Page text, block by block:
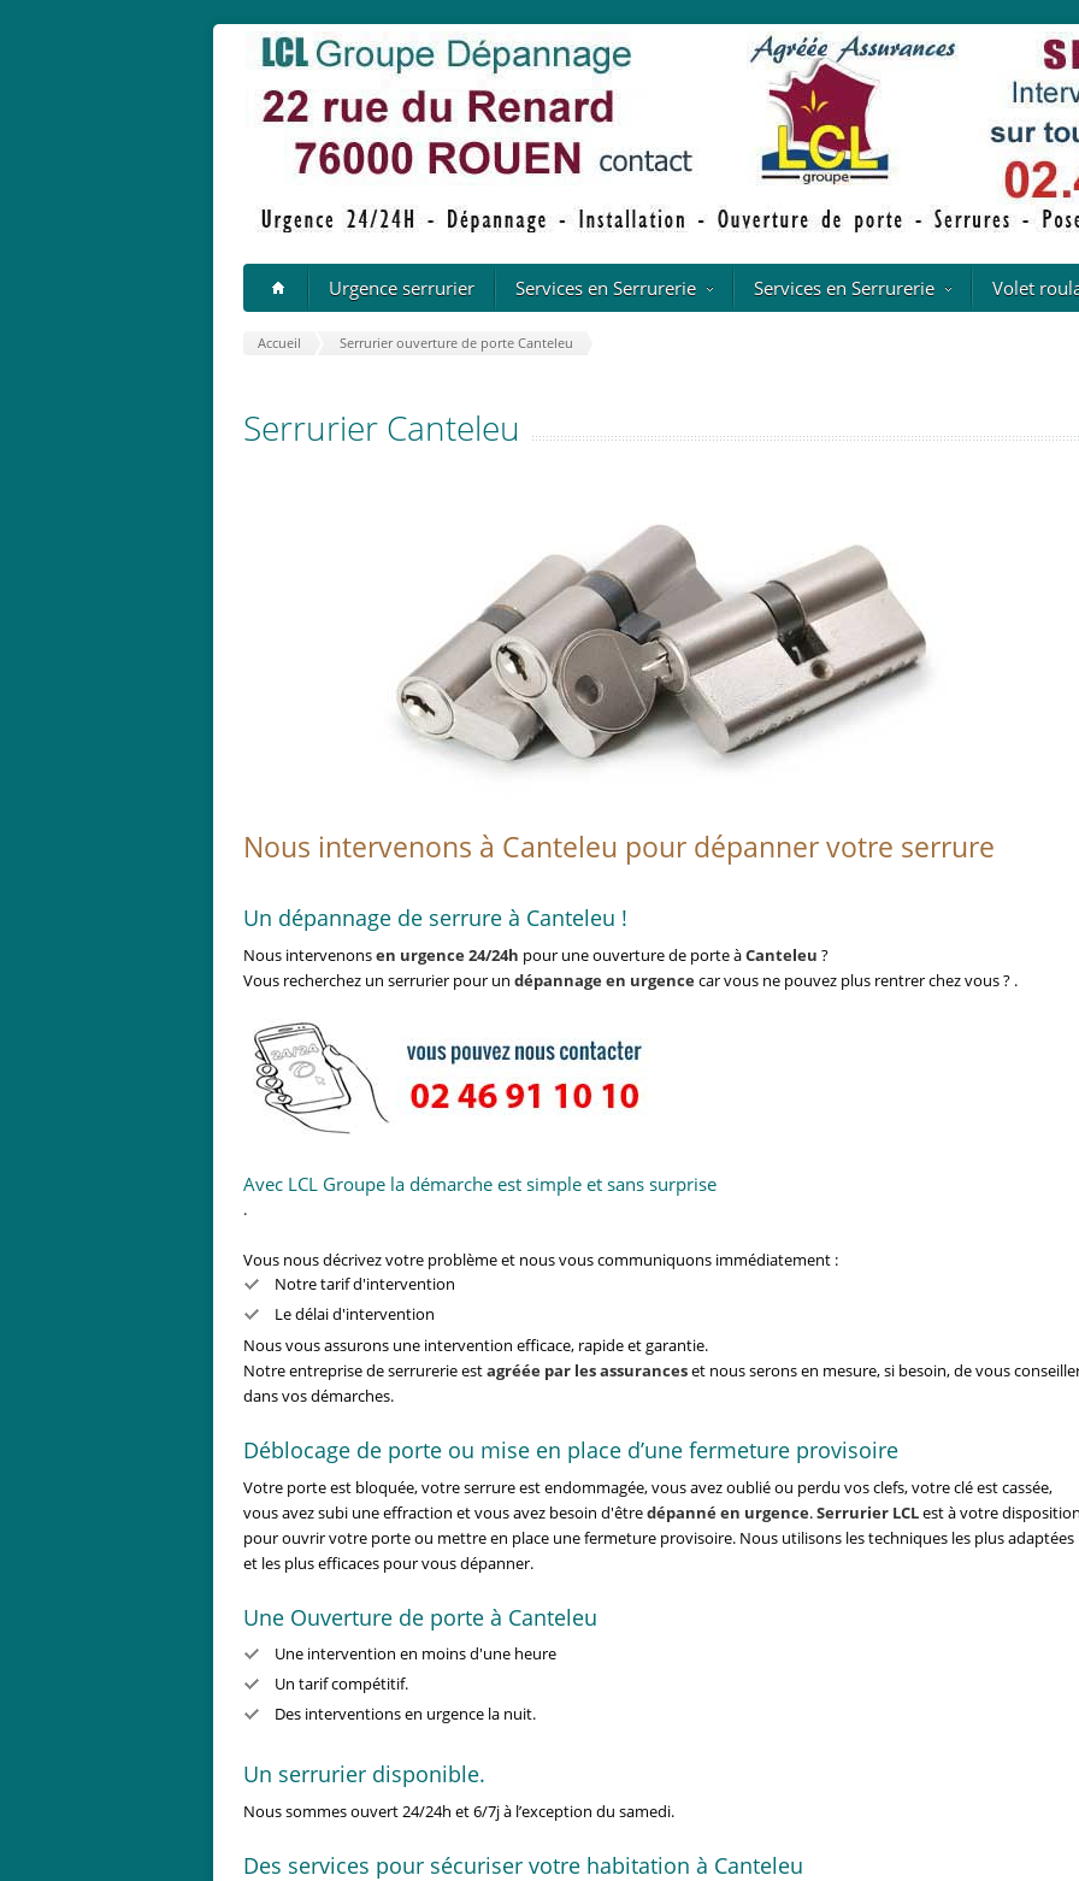
Urgence serrurier Services en Serrurerie Services en Serrurerie Volet
Accueil Serrurier ouverture de porte Canteleu
Serrurier Canteleu
Nous intervenons à Canteleu pour dépanner votre serrure
Un dépannage de serrure à Canteleu !
Nous intervenonsen urgence 24/24h pour une ouverture de porte àCanteleu ?
Vous recherchez un serrurier pour un dépannage en urgencecar vous ne pouvez plus rentrer chez vous ? .
Avec LCL Groupe la démarche est simple et sans surprise
.
Vous nous décrivez votre problème et nous vous communiquons immédiatement :
Notre tarif d'intervention
Le délai d'intervention
Nous vous assurons une intervention efficace, rapide et garantie.
Notre entreprise de serrurerie estagréée par les assuranceset nous serons en mesure, si besoin, de vous
dans vos démarches.
Déblocage de porte ou mise en place d’une fermeture provisoire
Votre porte est bloquée, votre serrure est endommagée, vous avez oublié ou perdu vos clefs, votre clé est cassée,
vous avez subi une effraction et vous avez besoin d'êtredépanné en urgence.Serrurier LCLest à votre
pour ouvrir votre porte ou mettre en place une fermeture provisoire. Nous utilisons les techniques les plus adaptées
et les plus efficaces pour vous dépanner.
Une Ouverture de porte à Canteleu
Une intervention en moins d'une heure
Un tarif compétitif.
Des interventions en urgence la nuit.
Un serrurier disponible.
Nous sommes ouvert 24/24h et 6/7j à l’exception du samedi.
Des services pour sécuriser votre habitation à Canteleu